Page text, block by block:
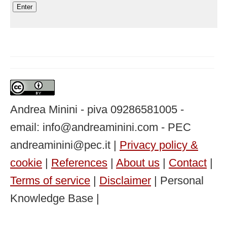
Andrea Minini - piva 09286581005 -
email: info@andreaminini.com - PEC
andreaminini@pec.it | Privacy policy &
cookie | References | About us | Contact |
Terms of service | Disclaimer | Personal
Knowledge Base |